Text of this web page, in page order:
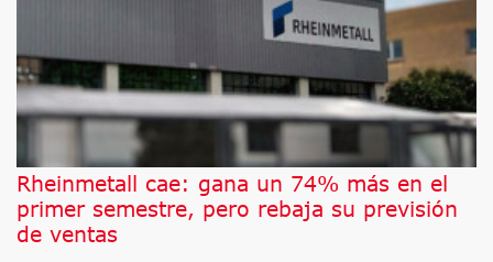
Rheinmetall cae: gana un 74% más en el
primer semestre, pero rebaja su previsión
de ventas